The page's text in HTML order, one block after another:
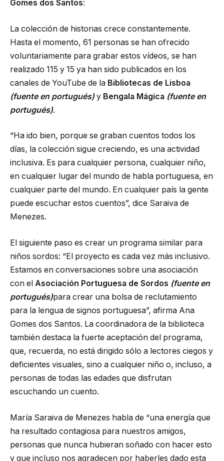
Gomes dos Santos:
La colección de historias crece constantemente.
Hasta el momento, 61 personas se han ofrecido
voluntariamente para grabar estos vídeos, se han
realizado 115 y 15 ya han sido publicados en los
canales de YouTube de la Bibliotecas de Lisboa
(fuente en portugués) y Bengala Mágica (fuente en
portugués).
“Ha ido bien, porque se graban cuentos todos los
días, la colección sigue creciendo, es una actividad
inclusiva. Es para cualquier persona, cualquier niño,
en cualquier lugar del mundo de habla portuguesa, en
cualquier parte del mundo. En cualquier país la gente
puede escuchar estos cuentos”, dice Saraiva de
Menezes.
El siguiente paso es crear un programa similar para
niños sordos: “El proyecto es cada vez más inclusivo.
Estamos en conversaciones sobre una asociación
con el Asociación Portuguesa de Sordos (fuente en
portugués)para crear una bolsa de reclutamiento
para la lengua de signos portuguesa”, afirma Ana
Gomes dos Santos. La coordinadora de la biblioteca
también destaca la fuerte aceptación del programa,
que, recuerda, no está dirigido sólo a lectores ciegos y
deficientes visuales, sino a cualquier niño o, incluso, a
personas de todas las edades que disfrutan
escuchando un cuento.
María Saraiva de Menezes habla de “una energía que
ha resultado contagiosa para nuestros amigos,
personas que nunca hubieran soñado con hacer esto
y que incluso nos agradecen por haberles dado esta